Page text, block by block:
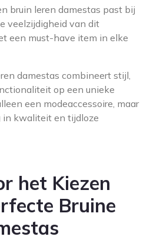
bruin leren damestas past bij
veelzijdigheid van dit
een must-have item in elke
damestas combineert stijl,
op een unieke
een modeaccessoire, maar
in kwaliteit en tijdloze
het Kiezen
Bruine